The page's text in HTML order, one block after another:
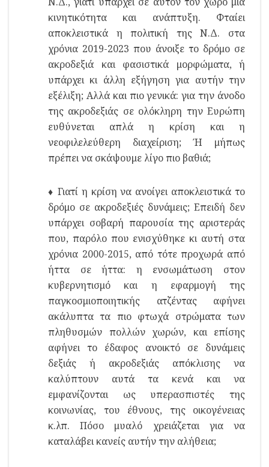
κινητικότητα και ανάπτυξη. Φταίει
αποκλειστικά η πολιτική της Ν.Δ. στα
χρόνια 2019-2023 που άνοιξε το δρόμο σε
ακροδεξιά και φασιστικά μορφώματα, ή
υπάρχει κι άλλη εξήγηση για αυτήν την
εξέλιξη; Αλλά και πιο γενικά: για την άνοδο
της ακροδεξιάς σε ολόκληρη την Ευρώπη
ευθύνεται απλά η κρίση και η
νεοφιλελεύθερη διαχείριση; Ή μήπως
πρέπει να σκάψουμε λίγο πιο βαθιά;
♦ Γιατί η κρίση να ανοίγει αποκλειστικά το
δρόμο σε ακροδεξιές δυνάμεις; Επειδή δεν
υπάρχει σοβαρή παρουσία της αριστεράς
που, παρόλο που ενισχύθηκε κι αυτή στα
χρόνια 2000-2015, από τότε προχωρά από
ήττα σε ήττα: η ενσωμάτωση στον
κυβερνητισμό και η εφαρμογή της
παγκοσμιοποιητικής ατζέντας αφήνει
ακάλυπτα τα πιο φτωχά στρώματα των
πληθυσμών πολλών χωρών, και επίσης
αφήνει το έδαφος ανοικτό σε δυνάμεις
δεξιάς ή ακροδεξιάς απόκλισης να
καλύπτουν αυτά τα κενά και να
εμφανίζονται ως υπερασπιστές της
κοινωνίας, του έθνους, της οικογένειας
κ.λπ. Πόσο μυαλό χρειάζεται για να
καταλάβει κανείς αυτήν την αλήθεια;